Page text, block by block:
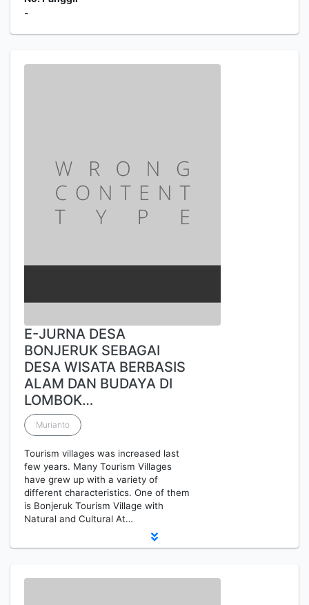
-
E-JURNA DESA
BONJERUK SEBAGAI
DESA WISATA BERBASIS
ALAM DAN BUDAYA DI
LOMBOK…
Murianto
Tourism villages was increased last
few years. Many Tourism Villages
have grew up with a variety of
different characteristics. One of them
is Bonjeruk Tourism Village with
Natural and Cultural At…